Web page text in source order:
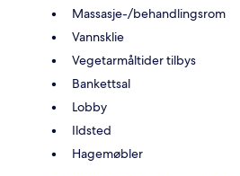
Massasje-/behandlingsrom
Vannsklie
Vegetarmåltider tilbys
Bankettsal
Lobby
Ildsted
Hagemøbler